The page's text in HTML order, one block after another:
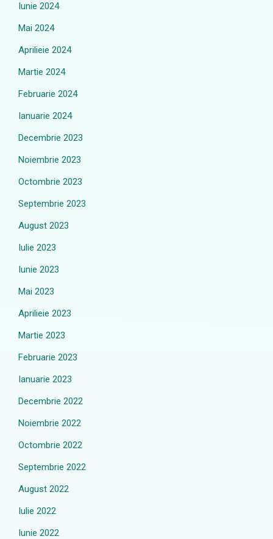
Iunie 2024
Mai 2024
Aprilieie 2024
Martie 2024
Februarie 2024
Ianuarie 2024
Decembrie 2023
Noiembrie 2023
Octombrie 2023
Septembrie 2023
August 2023
Iulie 2023
Iunie 2023
Mai 2023
Aprilieie 2023
Martie 2023
Februarie 2023
Ianuarie 2023
Decembrie 2022
Noiembrie 2022
Octombrie 2022
Septembrie 2022
August 2022
Iulie 2022
Iunie 2022